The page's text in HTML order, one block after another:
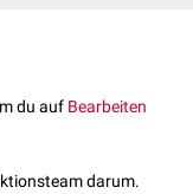
eingesetzt, z.B.
in der
du auf Bearbeiten
darum.